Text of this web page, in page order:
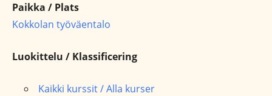
Paikka / Plats
Kokkolan työväentalo
Luokittelu / Klassificering
Kaikki kurssit / Alla kurser